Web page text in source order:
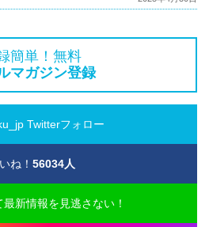
簡単！無料
マガジン登録
Twitterフォロー
ね！ 56034人
新情報を見逃さない！